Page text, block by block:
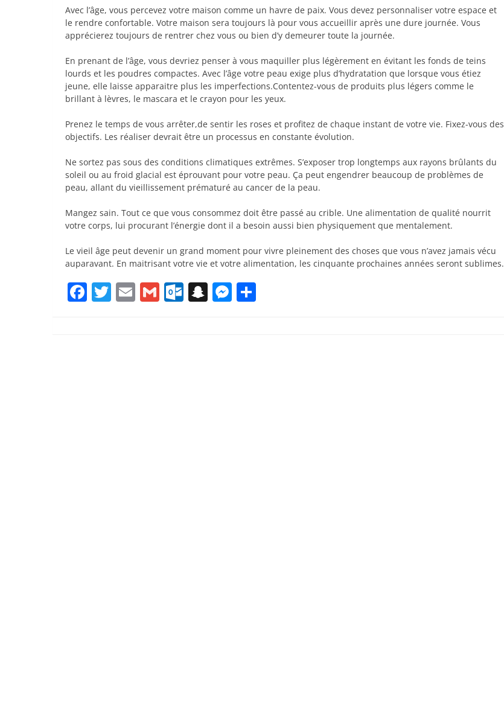
Avec l’âge, vous percevez votre maison comme un havre de paix. Vous devez personnaliser votre espace et
le rendre confortable. Votre maison sera toujours là pour vous accueillir après une dure journée. Vous
apprécierez toujours de rentrer chez vous ou bien d’y demeurer toute la journée.
En prenant de l’âge, vous devriez penser à vous maquiller plus légèrement en évitant les fonds de teins
lourds et les poudres compactes. Avec l’âge votre peau exige plus d’hydratation que lorsque vous étiez
jeune, elle laisse apparaitre plus les imperfections.Contentez-vous de produits plus légers comme le
brillant à lèvres, le mascara et le crayon pour les yeux.
Prenez le temps de vous arrêter,de sentir les roses et profitez de chaque instant de votre vie. Fixez-vous des
objectifs. Les réaliser devrait être un processus en constante évolution.
Ne sortez pas sous des conditions climatiques extrêmes. S’exposer trop longtemps aux rayons brûlants du
soleil ou au froid glacial est éprouvant pour votre peau. Ça peut engendrer beaucoup de problèmes de
peau, allant du vieillissement prématuré au cancer de la peau.
Mangez sain. Tout ce que vous consommez doit être passé au crible. Une alimentation de qualité nourrit
votre corps, lui procurant l’énergie dont il a besoin aussi bien physiquement que mentalement.
Le vieil âge peut devenir un grand moment pour vivre pleinement des choses que vous n’avez jamais vécu
auparavant. En maitrisant votre vie et votre alimentation, les cinquante prochaines années seront sublimes.
Facebook
Twitter
EmailGmailOutlook.com
Snapchat
Messenger